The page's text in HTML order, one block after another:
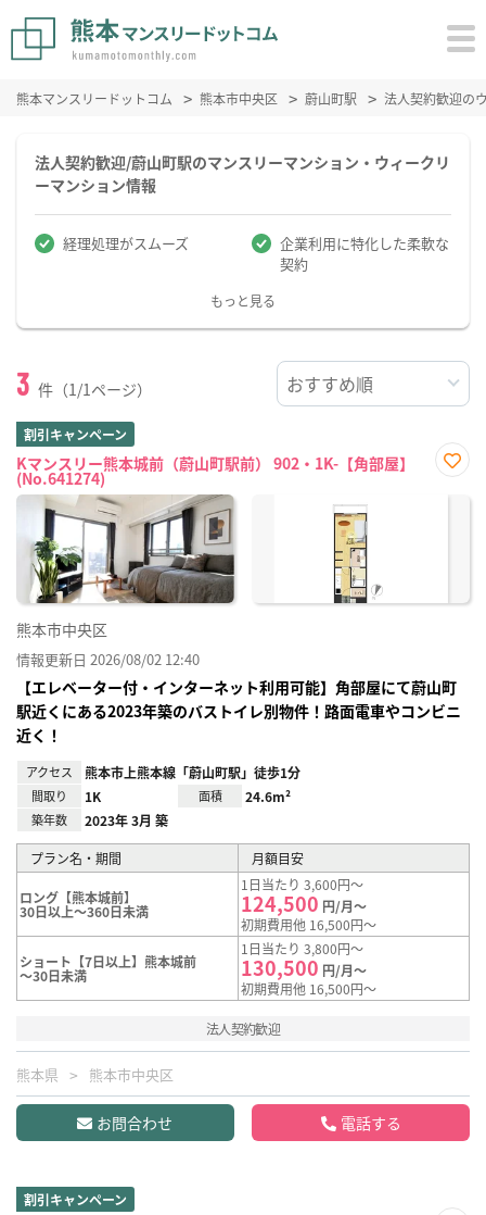
熊本マンスリードットコム 熊本市中央区 蔚山町駅 法人契約歓迎の
法人契約歓迎/蔚山町駅のマンスリーマンション・ウィークリ
ーマンション情報
経理処理がスムーズ
企業利用に特化した柔軟な
契約
もっと見る
3 件（1/1ページ）
割引キャンペーン
Kマンスリー熊本城前（蔚山町駅前） 902・1K-【角部屋】
(No.641274)
に入
熊本市中央区
情報更新日 2026/08/02 12:40
【エレベーター付・インターネット利用可能】角部屋にて蔚山町
駅近くにある2023年築のバストイレ別物件！路面電車やコンビニ
近く！
アクセス 熊本市上熊本線「蔚山町駅」徒歩1分
間取り 1K 面積 24.6m²
築年数 2023年 3月 築
プラン名・期間 月額目安
ロング【熊本城前】
30日以上～360日未満
1日当たり 3,600円～
124,500 円/月～
初期費用他 16,500円～
ショート【7日以上】熊本城前
～30日未満
1日当たり 3,800円～
130,500 円/月～
初期費用他 16,500円～
法人契約歓迎
熊本県 熊本市中央区
お問合わせ 電話する
割引キャンペーン